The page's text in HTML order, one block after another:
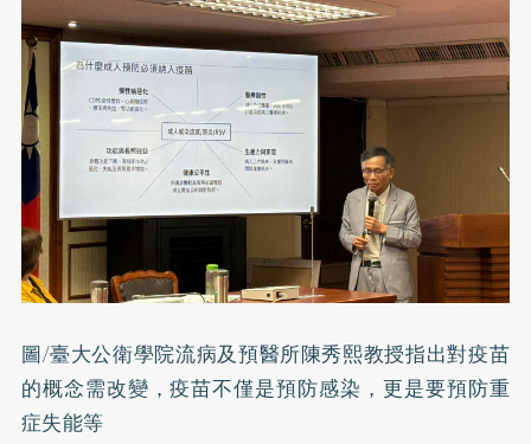
圖/臺大公衛學院流病及預醫所陳秀熙教授指出對疫苗
的概念需改變，疫苗不僅是預防感染，更是要預防重
症失能等